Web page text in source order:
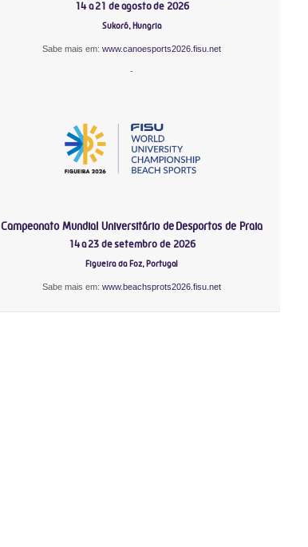
14 a 21 de agosto de 2026
Sukoró, Hungria
Sabe mais em:www.canoesports2026.fisu.net
-
Campeonato Mundial Universitário de Desportos de Praia
14 a 23 de setembro de 2026
Figueira da Foz, Portugal
Sabe mais em:www.beachsprots2026.fisu.net